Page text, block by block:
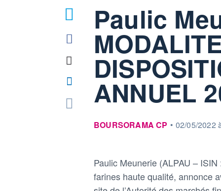
Paulic
ANNUEL
information fournie par
BOURSORAMA CP • 02/05/2022
Paulic Meunerie (ALPAU –
farines haute qualité, annonce